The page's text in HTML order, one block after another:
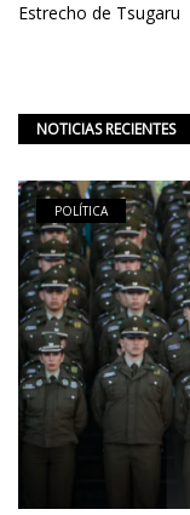
Estrecho de Tsugaru
NOTICIAS RECIENTES
POLÍTICA